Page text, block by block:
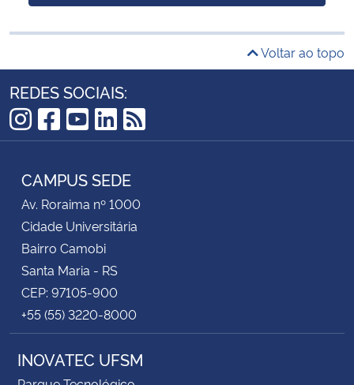
Voltar ao topo
REDES SOCIAIS:
Instagram
Facebook
YouTube
LinkedIn
RSS
CAMPUS SEDE
Av. Roraima nº 1000
Cidade Universitária
Bairro Camobi
Santa Maria - RS
CEP: 97105-900
+55 (55) 3220-8000
INOVATEC UFSM